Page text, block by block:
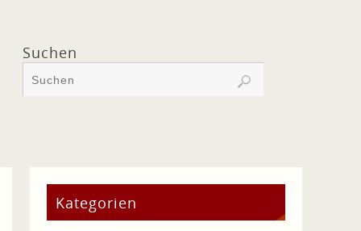
Suchen
Kategorien